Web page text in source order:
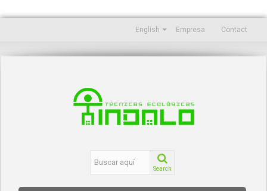
Contact
Empresa
English
Search